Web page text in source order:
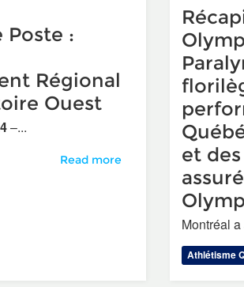
Poste :
Régional
Ouest
–...
Ouverture de Poste : Agent·e
Read more
et
Montréal
Athlétisme